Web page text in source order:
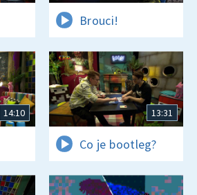
Brouci!
14:10 13:31
Co je bootleg?